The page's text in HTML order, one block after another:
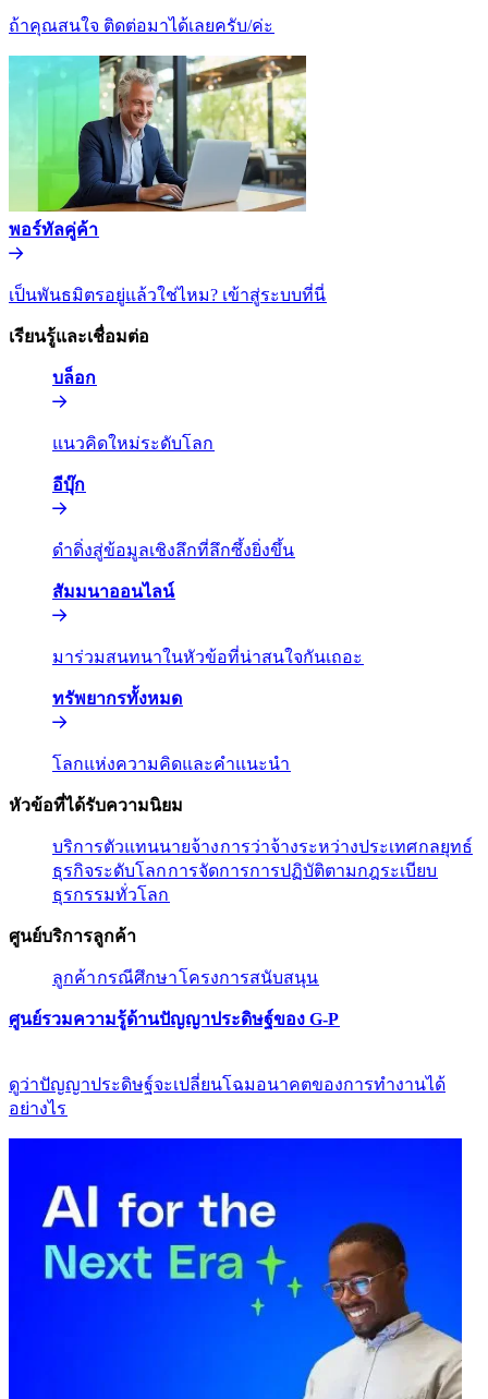
ถ้าคุณสนใจ ติดต่อมาได้เลยครับ/ค่ะ​​
พอร์ทัลคู่ค้า​​
เป็นพันธมิตรอยู่แล้วใช่ไหม? เข้าสู่ระบบที่นี่​​
เรียนรู้และเชื่อมต่อ​​
บล็อก​​
แนวคิดใหม่ระดับโลก​​
อีบุ๊ก​​
ดำดิ่งสู่ข้อมูลเชิงลึกที่ลึกซึ้งยิ่งขึ้น​​
สัมมนาออนไลน์​​
มาร่วมสนทนาในหัวข้อที่น่าสนใจกันเถอะ​​
ทรัพยากรทั้งหมด​​
โลกแห่งความคิดและคำแนะนำ​​
หัวข้อที่ได้รับความนิยม​​
บริการตัวแทนนายจ้าง​​การว่าจ้างระหว่างประเทศ​​กลยุทธ์
ธุรกิจระดับโลก​​การจัดการการปฏิบัติตามกฎระเบียบ​​
ธุรกรรมทั่วโลก​​
ศูนย์บริการลูกค้า​​
ลูกค้า​​กรณีศึกษา​​โครงการสนับสนุน​​
ศูนย์รวมความรู้ด้านปัญญาประดิษฐ์ของ G-P​​
ดูว่าปัญญาประดิษฐ์จะเปลี่ยนโฉมอนาคตของการทำงานได้
อย่างไร​​